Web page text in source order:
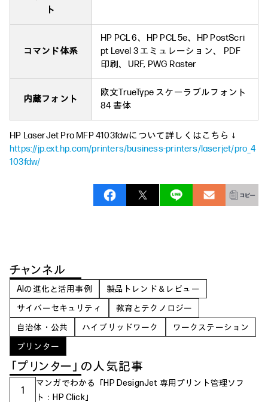
ト
コマンド体系
HP PCL 6、HP PCL 5e、HP PostScri
pt Level 3 エミュレーション、 PDF
印刷、URF, PWG Raster
内蔵フォント
欧文TrueType スケーラブルフォント
84 書体
HP LaserJet Pro MFP 4103fdwについて詳しくはこちら ↓
https://jp.ext.hp.com/printers/business-printers/laserjet/pro_4
103fdw/
チャンネル
AIの進化と活用事例
製品トレンド＆レビュー
サイバーセキュリティ
教育とテクノロジー
自治体・公共
ハイブリッドワーク
ワークステーション
プリンター
「プリンター」の人気記事
1
マンガでわかる「HP DesignJet 専用プリント管理ソフ
ト：HP Click」